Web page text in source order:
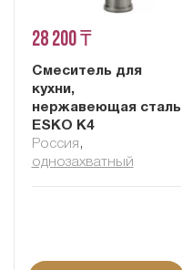
28 200 ₸
Смеситель для
кухни,
нержавеющая сталь
ESKO K4
Россия ,
однозахватный